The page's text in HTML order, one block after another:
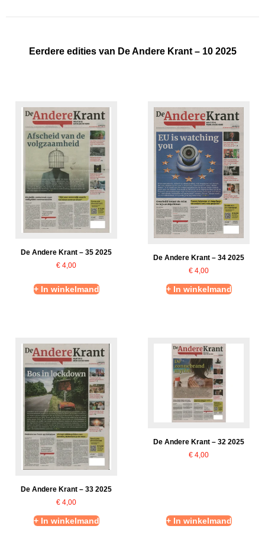
Eerdere edities van De Andere Krant – 10 2025
De Andere Krant – 35 2025
€ 4,00
+ In winkelmand
De Andere Krant – 34 2025
€ 4,00
+ In winkelmand
De Andere Krant – 33 2025
€ 4,00
+ In winkelmand
De Andere Krant – 32 2025
€ 4,00
+ In winkelmand